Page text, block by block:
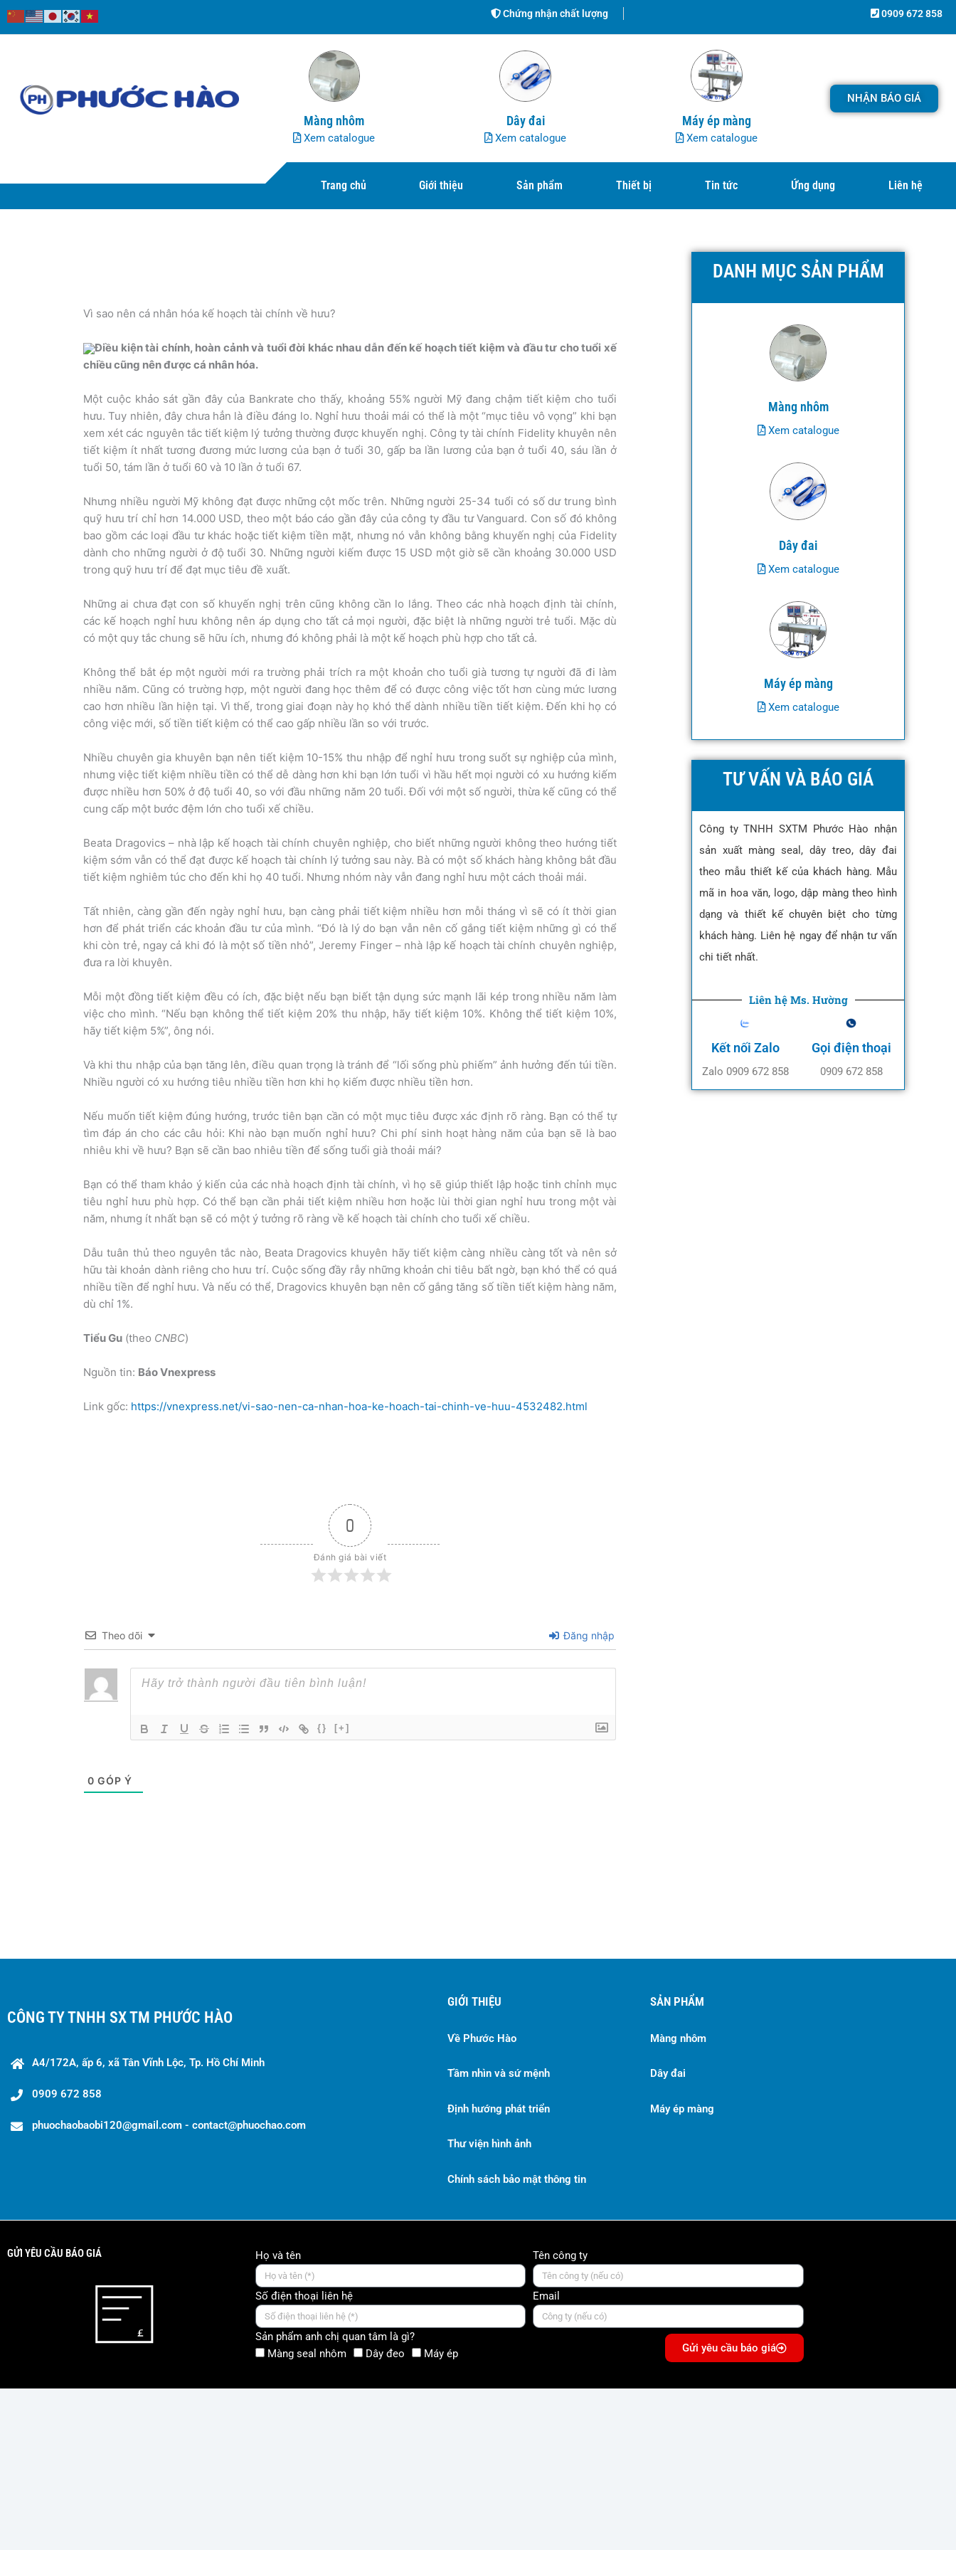
Nhảy
tới
Chứng nhận chất lượng 0909 672 858
Màng nhôm
Xem catalogue
Dây đai
Xem catalogue
Máy ép màng
Xem catalogue
NHẬN BÁO GIÁ
Trang chủ Giới thiệu Sản phẩm Thiết bị Tin tức Ứng dụng Liên hệ
Vì sao nên cá nhân hóa kế hoạch tài chính về hưu?
Điều kiện tài chính, hoàn cảnh và tuổi đời khác nhau dẫn đến kế hoạch tiết kiệm và đầu tư cho tuổi xế
chiều cũng nên được cá nhân hóa.
Một cuộc khảo sát gần đây của Bankrate cho thấy, khoảng 55% người Mỹ đang chậm tiết kiệm cho tuổi
hưu. Tuy nhiên, đây chưa hẳn là điều đáng lo. Nghỉ hưu thoải mái có thể là một “mục tiêu vô vọng” khi bạn
xem xét các nguyên tắc tiết kiệm lý tưởng thường được khuyến nghị. Công ty tài chính Fidelity khuyên nên
tiết kiệm ít nhất tương đương mức lương của bạn ở tuổi 30, gấp ba lần lương của bạn ở tuổi 40, sáu lần ở
tuổi 50, tám lần ở tuổi 60 và 10 lần ở tuổi 67.
Nhưng nhiều người Mỹ không đạt được những cột mốc trên. Những người 25-34 tuổi có số dư trung bình
quỹ hưu trí chỉ hơn 14.000 USD, theo một báo cáo gần đây của công ty đầu tư Vanguard. Con số đó không
bao gồm các loại đầu tư khác hoặc tiết kiệm tiền mặt, nhưng nó vẫn không bằng khuyến nghị của Fidelity
dành cho những người ở độ tuổi 30. Những người kiếm được 15 USD một giờ sẽ cần khoảng 30.000 USD
trong quỹ hưu trí để đạt mục tiêu đề xuất.
Những ai chưa đạt con số khuyến nghị trên cũng không cần lo lắng. Theo các nhà hoạch định tài chính,
các kế hoạch nghỉ hưu không nên áp dụng cho tất cả mọi người, đặc biệt là những người trẻ tuổi. Mặc dù
có một quy tắc chung sẽ hữu ích, nhưng đó không phải là một kế hoạch phù hợp cho tất cả.
Không thể bắt ép một người mới ra trường phải trích ra một khoản cho tuổi già tương tự người đã đi làm
nhiều năm. Cũng có trường hợp, một người đang học thêm để có được công việc tốt hơn cùng mức lương
cao hơn nhiều lần hiện tại. Vì thế, trong giai đoạn này họ khó thể dành nhiều tiền tiết kiệm. Đến khi họ có
công việc mới, số tiền tiết kiệm có thể cao gấp nhiều lần so với trước.
Nhiều chuyên gia khuyên bạn nên tiết kiệm 10-15% thu nhập để nghỉ hưu trong suốt sự nghiệp của mình,
nhưng việc tiết kiệm nhiều tiền có thể dễ dàng hơn khi bạn lớn tuổi vì hầu hết mọi người có xu hướng kiếm
được nhiều hơn 50% ở độ tuổi 40, so với đầu những năm 20 tuổi. Đối với một số người, thừa kế cũng có thể
cung cấp một bước đệm lớn cho tuổi xế chiều.
Beata Dragovics – nhà lập kế hoạch tài chính chuyên nghiệp, cho biết những người không theo hướng tiết
kiệm sớm vẫn có thể đạt được kế hoạch tài chính lý tưởng sau này. Bà có một số khách hàng không bắt đầu
tiết kiệm nghiêm túc cho đến khi họ 40 tuổi. Nhưng nhóm này vẫn đang nghỉ hưu một cách thoải mái.
Tất nhiên, càng gần đến ngày nghỉ hưu, bạn càng phải tiết kiệm nhiều hơn mỗi tháng vì sẽ có ít thời gian
hơn để phát triển các khoản đầu tư của mình. “Đó là lý do bạn vẫn nên cố gắng tiết kiệm những gì có thể
khi còn trẻ, ngay cả khi đó là một số tiền nhỏ”, Jeremy Finger – nhà lập kế hoạch tài chính chuyên nghiệp,
đưa ra lời khuyên.
Mỗi một đồng tiết kiệm đều có ích, đặc biệt nếu bạn biết tận dụng sức mạnh lãi kép trong nhiều năm làm
việc cho mình. “Nếu bạn không thể tiết kiệm 20% thu nhập, hãy tiết kiệm 10%. Không thể tiết kiệm 10%,
hãy tiết kiệm 5%”, ông nói.
Và khi thu nhập của bạn tăng lên, điều quan trọng là tránh để “lối sống phù phiếm” ảnh hưởng đến túi tiền.
Nhiều người có xu hướng tiêu nhiều tiền hơn khi họ kiếm được nhiều tiền hơn.
Nếu muốn tiết kiệm đúng hướng, trước tiên bạn cần có một mục tiêu được xác định rõ ràng. Bạn có thể tự
tìm đáp án cho các câu hỏi: Khi nào bạn muốn nghỉ hưu? Chi phí sinh hoạt hàng năm của bạn sẽ là bao
nhiêu khi về hưu? Bạn sẽ cần bao nhiêu tiền để sống tuổi già thoải mái?
Bạn có thể tham khảo ý kiến của các nhà hoạch định tài chính, vì họ sẽ giúp thiết lập hoặc tinh chỉnh mục
tiêu nghỉ hưu phù hợp. Có thể bạn cần phải tiết kiệm nhiều hơn hoặc lùi thời gian nghỉ hưu trong một vài
năm, nhưng ít nhất bạn sẽ có một ý tưởng rõ ràng về kế hoạch tài chính cho tuổi xế chiều.
Dẫu tuân thủ theo nguyên tắc nào, Beata Dragovics khuyên hãy tiết kiệm càng nhiều càng tốt và nên sở
hữu tài khoản dành riêng cho hưu trí. Cuộc sống đầy rẫy những khoản chi tiêu bất ngờ, bạn khó thể có quá
nhiều tiền để nghỉ hưu. Và nếu có thể, Dragovics khuyên bạn nên cố gắng tăng số tiền tiết kiệm hàng năm,
dù chỉ 1%.
Tiểu Gu (theo CNBC)
Nguồn tin: Báo Vnexpress
Link gốc: https://vnexpress.net/vi-sao-nen-ca-nhan-hoa-ke-hoach-tai-chinh-ve-huu-4532482.html
0
Đánh giá bài viết
Theo dõi Đăng nhập
{} [+]
0 GÓP Ý
DANH MỤC SẢN PHẨM
Màng nhôm
Xem catalogue
Dây đai
Xem catalogue
Máy ép màng
Xem catalogue
TƯ VẤN VÀ BÁO GIÁ
Công ty TNHH SXTM Phước Hào nhận
sản xuất màng seal, dây treo, dây đai
theo mẫu thiết kế của khách hàng. Mẫu
mã in hoa văn, logo, dập màng theo hình
dạng và thiết kế chuyên biệt cho từng
khách hàng. Liên hệ ngay để nhận tư vấn
chi tiết nhất.
Liên hệ Ms. Hường
Kết nối Zalo
Zalo 0909 672 858
Gọi điện thoại
0909 672 858
CÔNG TY TNHH SX TM PHƯỚC HÀO
A4/172A, ấp 6, xã Tân Vĩnh Lộc, Tp. Hồ Chí Minh
0909 672 858
phuochaobaobi120@gmail.com - contact@phuochao.com
GIỚI THIỆU
Về Phước Hào
Tầm nhìn và sứ mệnh
Định hướng phát triển
Thư viện hình ảnh
Chính sách bảo mật thông tin
SẢN PHẨM
Màng nhôm
Dây đai
Máy ép màng
GỬI YÊU CẦU BÁO GIÁ Họ và tên Tên công ty
Số điện thoại liên hệ Email
Sản phẩm anh chị quan tâm là gì?
Màng seal nhôm
Dây đeo Máy ép Gửi yêu cầu báo giá